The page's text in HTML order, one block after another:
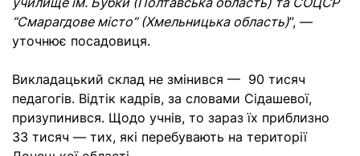
“Смарагдове місто” (Хмельницька область)”, —
уточнює посадовиця.
Викладацький склад не змінився — 90 тисяч
педагогів. Відтік кадрів, за словами Сідашевої,
призупинився. Щодо учнів, то зараз їх приблизно
33 тисяч — тих, які перебувають на території